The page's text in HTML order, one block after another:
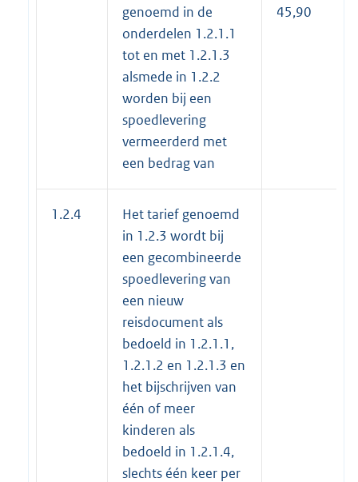
genoemd in de
onderdelen 1.2.1.1
tot en met 1.2.1.3
alsmede in 1.2.2
worden bij een
spoedlevering
vermeerderd met
een bedrag van
45,90
1.2.4
Het tarief genoemd
in 1.2.3 wordt bij
een gecombineerde
spoedlevering van
een nieuw
reisdocument als
bedoeld in 1.2.1.1,
1.2.1.2 en 1.2.1.3 en
het bijschrijven van
één of meer
kinderen als
bedoeld in 1.2.1.4,
slechts één keer per